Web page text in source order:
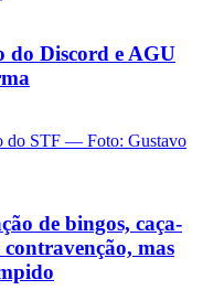
do Discord e AGU
de bingos, caça-
mas